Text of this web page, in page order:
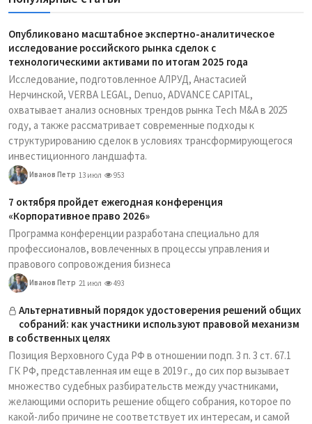
Опубликовано масштабное экспертно-аналитическое
исследование российского рынка сделок с
технологическими активами по итогам 2025 года
Исследование, подготовленное АЛРУД, Анастасией
Нерчинской, VERBA LEGAL, Denuo, ADVANCE CAPITAL,
охватывает анализ основных трендов рынка Tech M&A в 2025
году, а также рассматривает современные подходы к
структурированию сделок в условиях трансформирующегося
инвестиционного ландшафта.
Иванов Петр 13 июл 953
7 октября пройдет ежегодная конференция
«Корпоративное право 2026»
Программа конференции разработана специально для
профессионалов, вовлеченных в процессы управления и
правового сопровождения бизнеса
Иванов Петр 21 июл 493
Альтернативный порядок удостоверения решений общих
собраний: как участники используют правовой механизм
в собственных целях
Позиция Верховного Суда РФ в отношении подп. 3 п. 3 ст. 67.1
ГК РФ, представленная им еще в 2019 г., до сих пор вызывает
множество судебных разбирательств между участниками,
желающими оспорить решение общего собрания, которое по
какой-либо причине не соответствует их интересам, и самой